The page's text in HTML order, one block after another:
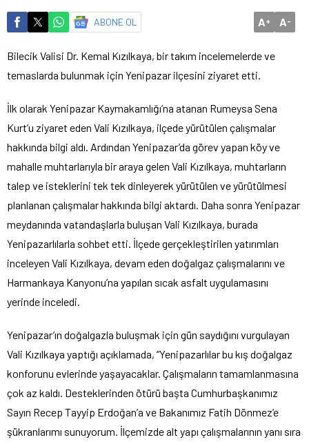
ABONE OL A+ A-
Bilecik Valisi Dr. Kemal Kızılkaya, bir takım incelemelerde ve
temaslarda bulunmak için Yenipazar ilçesini ziyaret etti.
İlk olarak Yenipazar Kaymakamlığı’na atanan Rumeysa Sena
Kurt’u ziyaret eden Vali Kızılkaya, ilçede yürütülen çalışmalar
hakkında bilgi aldı. Ardından Yenipazar’da görev yapan köy ve
mahalle muhtarlarıyla bir araya gelen Vali Kızılkaya, muhtarların
talep ve isteklerini tek tek dinleyerek yürütülen ve yürütülmesi
planlanan çalışmalar hakkında bilgi aktardı. Daha sonra Yenipazar
meydanında vatandaşlarla buluşan Vali Kızılkaya, burada
Yenipazarlılarla sohbet etti. İlçede gerçekleştirilen yatırımları
inceleyen Vali Kızılkaya, devam eden doğalgaz çalışmalarını ve
Harmankaya Kanyonu’na yapılan sıcak asfalt uygulamasını
yerinde inceledi.
Yenipazar’ın doğalgazla buluşmak için gün saydığını vurgulayan
Vali Kızılkaya yaptığı açıklamada, “Yenipazarlılar bu kış doğalgaz
konforunu evlerinde yaşayacaklar. Çalışmaların tamamlanmasına
çok az kaldı. Desteklerinden ötürü başta Cumhurbaşkanımız
Sayın Recep Tayyip Erdoğan’a ve Bakanımız Fatih Dönmez’e
şükranlarımı sunuyorum. İlçemizde alt yapı çalışmalarının yanı sıra